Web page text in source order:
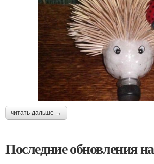
читать дальше →
Последние обновления